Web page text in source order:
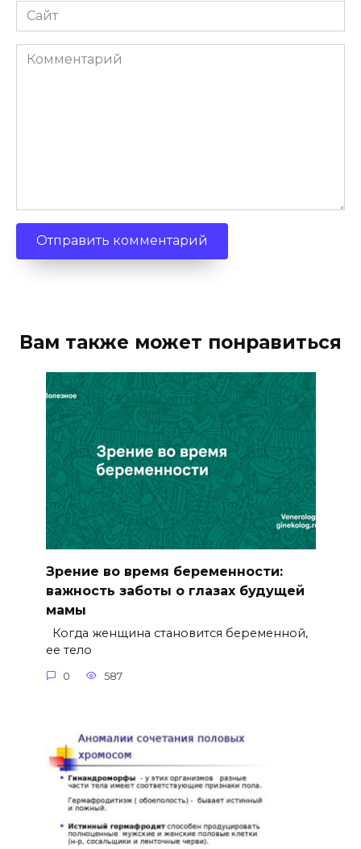
Сайт
Комментарий
Вам также может понравиться
Зрение во время беременности:
важность заботы о глазах будущей
мамы
Когда женщина становится беременной,
ее тело
0 587